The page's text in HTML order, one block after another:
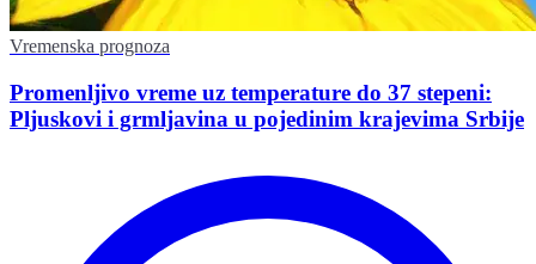
Vremenska prognoza
Promenljivo vreme uz temperature do 37 stepeni:
Pljuskovi i grmljavina u pojedinim krajevima Srbije